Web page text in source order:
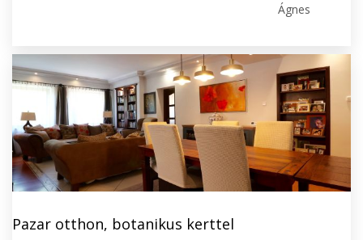
Ágnes
Pazar otthon, botanikus kerttel